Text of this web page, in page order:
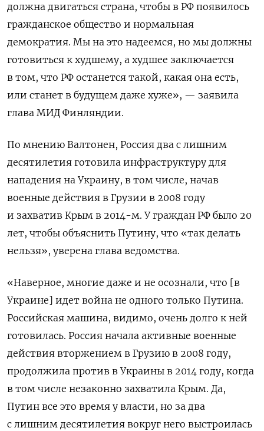
должна двигаться страна, чтобы в РФ появилось
гражданское общество и нормальная
демократия. Мы на это надеемся, но мы должны
готовиться к худшему, а худшее заключается
в том, что РФ останется такой, какая она есть,
или станет в будущем даже хуже», — заявила
глава МИД Финляндии.
По мнению Валтонен, Россия два с лишним
десятилетия готовила инфраструктуру для
нападения на Украину, в том числе, начав
военные действия в Грузии в 2008 году
и захватив Крым в 2014-м. У граждан РФ было 20
лет, чтобы объяснить Путину, что «так делать
нельзя», уверена глава ведомства.
«Наверное, многие даже и не осознали, что [в
Украине] идет война не одного только Путина.
Российская машина, видимо, очень долго к ней
готовилась. Россия начала активные военные
действия вторжением в Грузию в 2008 году,
продолжила против в Украины в 2014 году, когда
в том числе незаконно захватила Крым. Да,
Путин все это время у власти, но за два
с лишним десятилетия вокруг него выстроилась